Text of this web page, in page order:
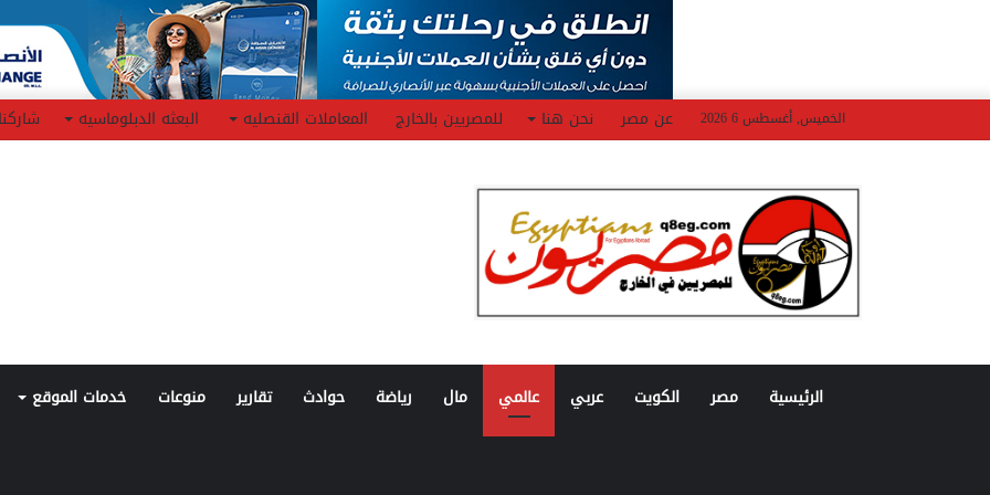
الخميس, أغسطس 6 2026 عن مصر نحن هنا للمصريين بالخارج المعاملات القنصليه البعثه الدبلوماسيه شاركنا
الرئيسية مصر الكويت عربي عالمي مال رياضة حوادث تقارير منوعات خدمات الموقع